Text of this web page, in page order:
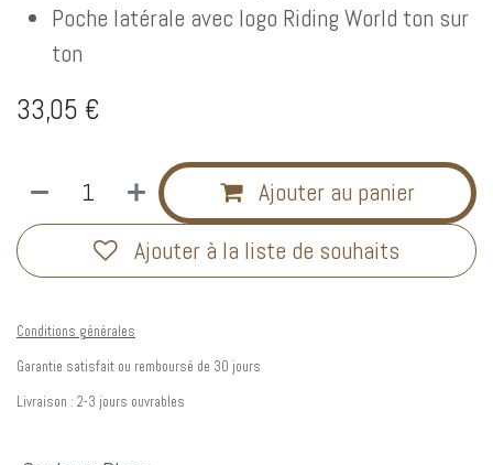
Poche latérale avec logo Riding World ton sur
ton
33,05 €
Ajouter au panier
Ajouter à la liste de souhaits
Conditions générales
Garantie satisfait ou remboursé de 30 jours
Livraison : 2-3 jours ouvrables